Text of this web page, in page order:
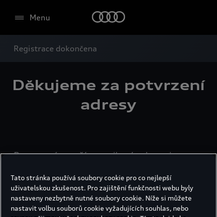
Menu
Registrace dokončena
Děkujeme za potvrzení
adresy
Potvrzením vaší e-mailové adresy jsme
newsletteru Audi, díky kterému budete
dostávat všechny novinky přímo do své
mailové schránky. Kdyby se vám naše
newslettery nelíbily, můžete kdykoliv
Tato stránka používá soubory cookie pro co nejlepší
uživatelskou zkušenost. Pro zajištění funkčnosti webu byly
nastaveny nezbytně nutné soubory cookie. Níže si můžete
nastavit volbu souborů cookie vyžadujících souhlas, nebo